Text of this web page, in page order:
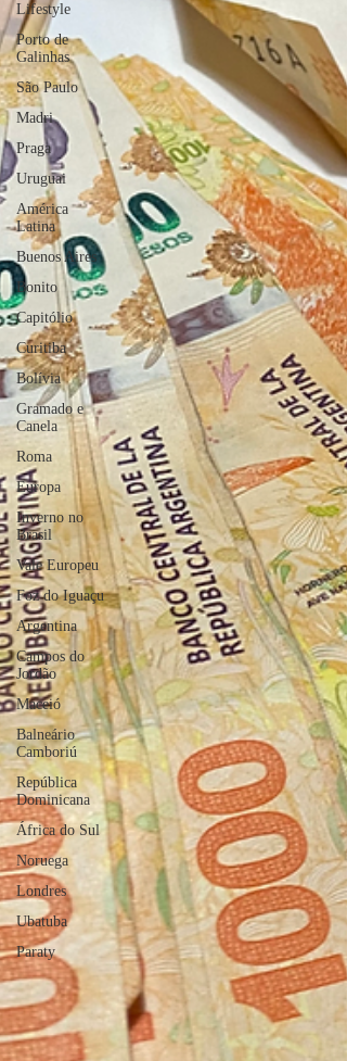
Lifestyle
Porto de
Galinhas
São Paulo
Madri
Praga
Uruguai
América
Latina
Buenos Aires
Bonito
Capitólio
Curitiba
Bolívia
Gramado e
Canela
Roma
Europa
Inverno no
Brasil
Vale Europeu
Foz do Iguaçu
Argentina
Campos do
Jordão
Maceió
Balneário
Camboriú
República
Dominicana
África do Sul
Noruega
Londres
Ubatuba
Paraty